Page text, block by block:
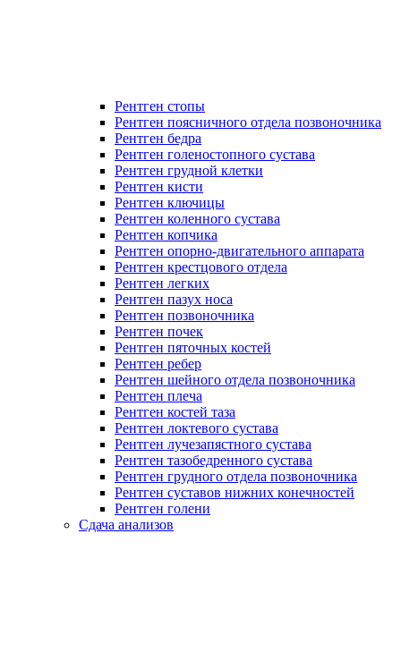
Рентген стопы
Рентген поясничного отдела позвоночника
Рентген бедра
Рентген голеностопного сустава
Рентген грудной клетки
Рентген кисти
Рентген ключицы
Рентген коленного сустава
Рентген копчика
Рентген опорно-двигательного аппарата
Рентген крестцового отдела
Рентген легких
Рентген пазух носа
Рентген позвоночника
Рентген почек
Рентген пяточных костей
Рентген ребер
Рентген шейного отдела позвоночника
Рентген плеча
Рентген костей таза
Рентген локтевого сустава
Рентген лучезапястного сустава
Рентген тазобедренного сустава
Рентген грудного отдела позвоночника
Рентген суставов нижних конечностей
Рентген голени
Сдача анализов